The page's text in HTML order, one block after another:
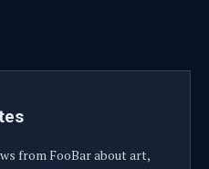
from FooBar about art,